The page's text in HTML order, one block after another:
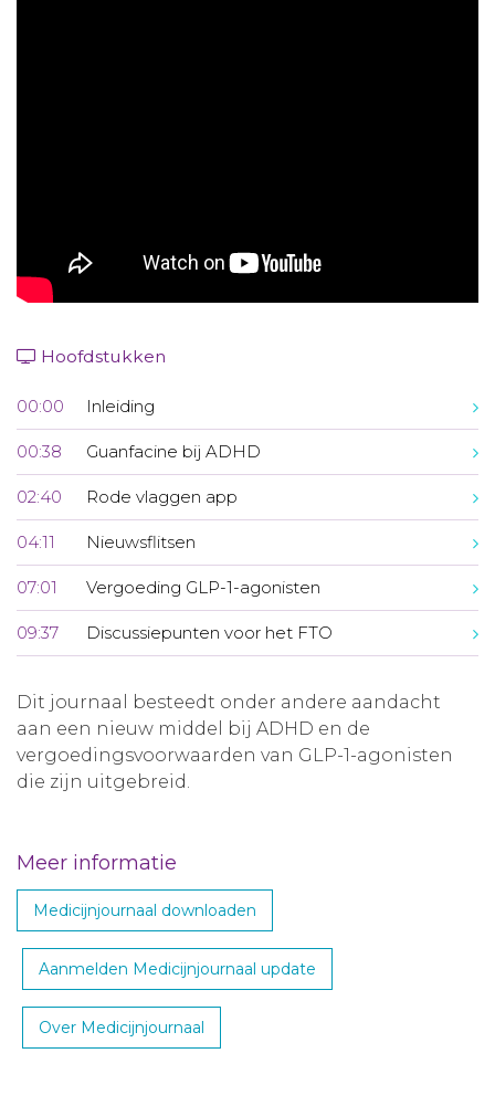
Hoofdstukken
00:00 Inleiding
00:38 Guanfacine bij ADHD
02:40 Rode vlaggen app
04:11 Nieuwsflitsen
07:01 Vergoeding GLP-1-agonisten
09:37 Discussiepunten voor het FTO
Dit journaal besteedt onder andere aandacht
aan een nieuw middel bij ADHD en de
vergoedingsvoorwaarden van GLP-1-agonisten
die zijn uitgebreid.
Meer informatie
Medicijnjournaal downloaden
Aanmelden Medicijnjournaal update
Over Medicijnjournaal